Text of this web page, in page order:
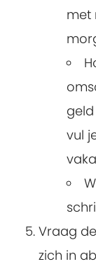
met
vul
Vraag
zich in